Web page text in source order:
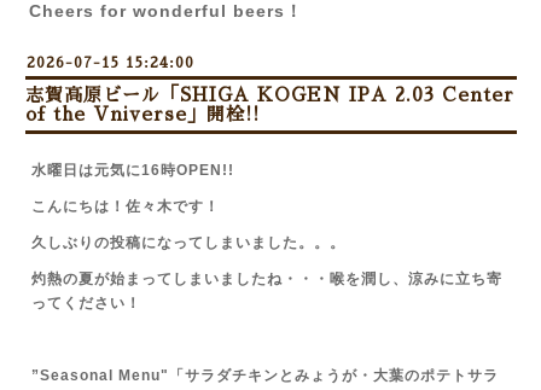
Cheers for wonderful beers！
2026-07-15 15:24:00
志賀高原ビール「SHIGA KOGEN IPA 2.03 Center
of the Vniverse」開栓!!
水曜日は元気に16時OPEN!!
こんにちは！佐々木です！
久しぶりの投稿になってしまいました。。。
灼熱の夏が始まってしまいましたね・・・ 喉を潤し、涼みに立ち寄
ってください！
”Seasonal Menu"「サラダチキンとみょうが・大葉のポテトサラ